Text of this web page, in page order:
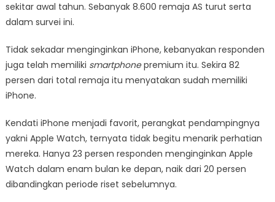
sekitar awal tahun. Sebanyak 8.600 remaja AS turut serta
dalam survei ini.
Tidak sekadar menginginkan iPhone, kebanyakan responden
juga telah memiliki smartphonepremium itu. Sekira 82
persen dari total remaja itu menyatakan sudah memiliki
iPhone.
Kendati iPhone menjadi favorit, perangkat pendampingnya
yakni Apple Watch, ternyata tidak begitu menarik perhatian
mereka. Hanya 23 persen responden menginginkan Apple
Watch dalam enam bulan ke depan, naik dari 20 persen
dibandingkan periode riset sebelumnya.